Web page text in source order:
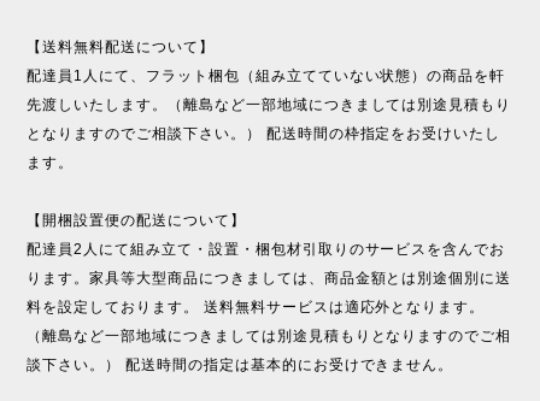
【送料無料配送について】
配達員1人にて、フラット梱包（組み立てていない状態）の商品を軒
先渡しいたします。（離島など一部地域につきましては別途見積もり
となりますのでご相談下さい。） 配送時間の枠指定をお受けいたし
ます。
【開梱設置便の配送について】
配達員2人にて組み立て・設置・梱包材引取りのサービスを含んでお
ります。家具等大型商品につきましては、商品金額とは別途個別に送
料を設定しております。 送料無料サービスは適応外となります。
（離島など一部地域につきましては別途見積もりとなりますのでご相
談下さい。） 配送時間の指定は基本的にお受けできません。